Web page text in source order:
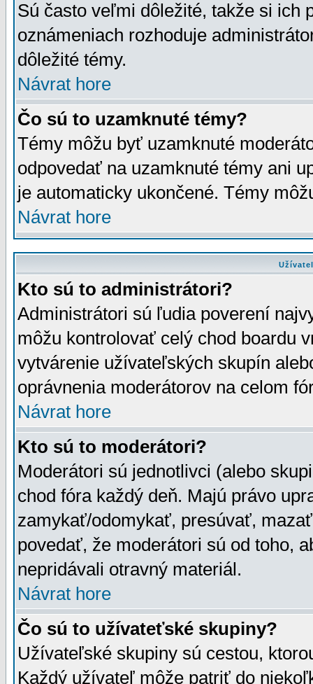
Sú často veľmi dôležité, takže si ich
oznámeniach rozhoduje
dôležité témy.
Návrat hore
Čo sú to uzamknuté témy?
Témy môžu byť uzamknuté
odpovedať na uzamknuté témy ani
je automaticky ukončené. Témy
Návrat hore
Kto sú to administrátori?
Administrátori sú ľudia poverení
môžu kontrolovať celý chod boardu
vytvárenie užívateľských skupín
oprávnenia moderátorov na celom
Návrat hore
Kto sú to moderátori?
Moderátori sú jednotlivci (alebo
chod fóra každý deň. Majú právo
zamykať/odomykať, presúvať,
povedať, že moderátori sú od toho,
nepridávali otravný materiál.
Návrat hore
Čo sú to užívateťské skupiny?
Užívateľské skupiny sú cestou,
Každý užívateľ môže patriť do